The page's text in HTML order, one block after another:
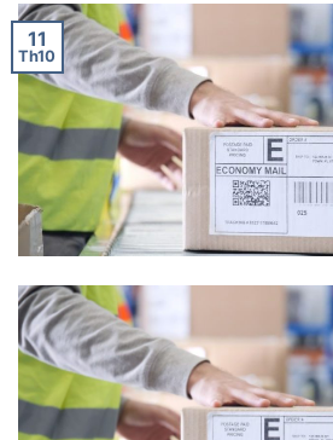
11
Th10